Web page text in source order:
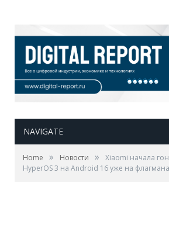
NAVIGATE
Home » Новости »
Xiaomi начала
HyperOS 3 на Android 16 уже на